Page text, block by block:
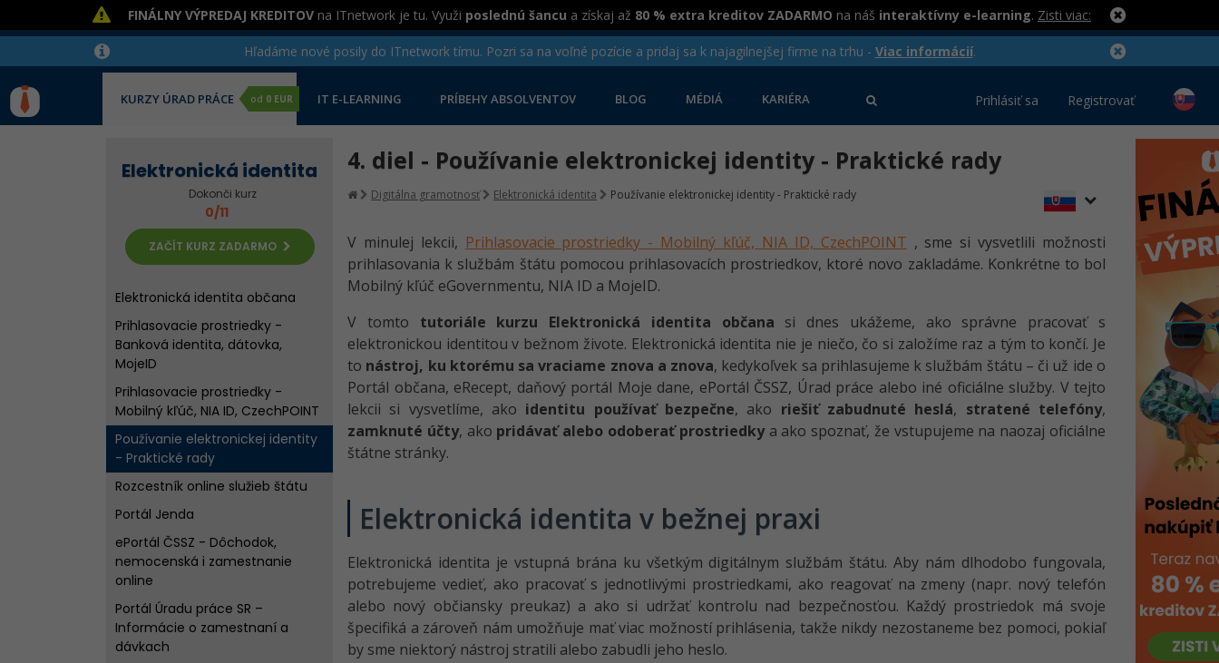
FINÁLNY VÝPREDAJ KREDITOV na ITnetwork je tu. Využi poslednú šancu a získaj až 80 % extra kreditov ZADARMO na náš interaktívny e-learning. Zisti viac:
Hľadáme nové posily do ITnetwork tímu. Pozri sa na voľné pozície a pridaj sa k najagilnejšej firme na trhu - Viac informácií.
KURZY ÚRAD PRÁCE od 0 EUR IT E-LEARNING PRÍBEHY ABSOLVENTOV BLOG MÉDIÁ KARIÉRA Prihlásiť sa Registrovať
Elektronická identita
Dokonči kurz
0/11
ZAČÍT KURZ ZADARMO
Elektronická identita občana
Prihlasovacie prostriedky -
Banková identita, dátovka,
MojeID
Prihlasovacie prostriedky -
Mobilný kľúč, NIA ID, CzechPOINT
Používanie elektronickej identity
- Praktické rady
Rozcestník online služieb štátu
Portál Jenda
ePortál ČSSZ - Dôchodok,
nemocenská i zamestnanie
online
Portál Úradu práce SR –
Informácie o zamestnaní a
dávkach
4. diel - Používanie elektronickej identity - Praktické rady
Digitálna gramotnosť Elektronická identita Používanie elektronickej identity - Praktické rady
V minulej lekcii, Prihlasovacie prostriedky - Mobilný kľúč, NIA ID, CzechPOINT , sme si vysvetlili možnosti
prihlasovania k službám štátu pomocou prihlasovacích prostriedkov, ktoré novo zakladáme. Konkrétne to bol
Mobilný kľúč eGovernmentu, NIA ID a MojeID.
V tomto tutoriále kurzu Elektronická identita občana si dnes ukážeme, ako správne pracovať s
elektronickou identitou v bežnom živote. Elektronická identita nie je niečo, čo si založíme raz a tým to končí. Je
to nástroj, ku ktorému sa vraciame znova a znova, kedykoľvek sa prihlasujeme k službám štátu – či už ide o
Portál občana, eRecept, daňový portál Moje dane, ePortál ČSSZ, Úrad práce alebo iné oficiálne služby. V tejto
lekcii si vysvetlíme, ako identitu používať bezpečne, ako riešiť zabudnuté heslá, stratené telefóny,
zamknuté účty, ako pridávať alebo odoberať prostriedkya ako spoznať, že vstupujeme na naozaj oficiálne
štátne stránky.
Elektronická identita v bežnej praxi
Elektronická identita je vstupná brána ku všetkým digitálnym službám štátu. Aby nám dlhodobo fungovala,
potrebujeme vedieť, ako pracovať s jednotlivými prostriedkami, ako reagovať na zmeny (napr. nový telefón
alebo nový občiansky preukaz) a ako si udržať kontrolu nad bezpečnosťou. Každý prostriedok má svoje
špecifiká a zároveň nám umožňuje mať viac možností prihlásenia, takže nikdy nezostaneme bez pomoci, pokiaľ
by sme niektorý nástroj stratili alebo zabudli jeho heslo.